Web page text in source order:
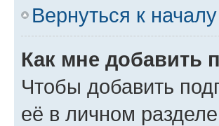
Вернуться к началу
Как мне добавить
Чтобы добавить
её в личном